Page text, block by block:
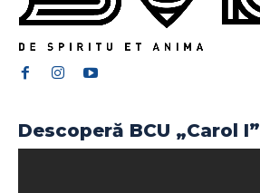
Descoperă BCU „Carol I”